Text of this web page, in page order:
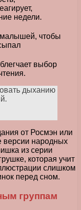
недели.
выбор
дыханию
от Росмэн или
версии народных
из серии
которая учит
слишком
перед сном.
группам